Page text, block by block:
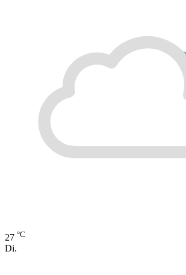
27 °C
Di.